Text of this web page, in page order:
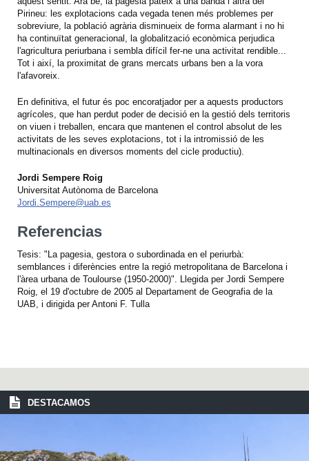
Pirineu: les explotacions cada vegada tenen més problemes per
sobreviure, la població agrària disminueix de forma alarmant i no hi
ha continuïtat generacional, la globalització econòmica perjudica
l'agricultura periurbana i sembla difícil fer-ne una activitat rendible...
Tot i així, la proximitat de grans mercats urbans ben a la vora
l'afavoreix.
En definitiva, el futur és poc encoratjador per a aquests productors
agrícoles, que han perdut poder de decisió en la gestió dels territoris
on viuen i treballen, encara que mantenen el control absolut de les
activitats de les seves explotacions, tot i la intromissió de les
multinacionals en diversos moments del cicle productiu).
Jordi Sempere Roig
Universitat Autònoma de Barcelona
Jordi.Sempere@uab.es
Referencias
Tesis: "La pagesia, gestora o subordinada en el periurbà:
semblances i diferències entre la regió metropolitana de Barcelona i
l'àrea urbana de Toulourse (1950-2000)". Llegida per Jordi Sempere
Roig, el 19 d'octubre de 2005 al Departament de Geografia de la
UAB, i dirigida per Antoni F. Tulla
DESTACAMOS